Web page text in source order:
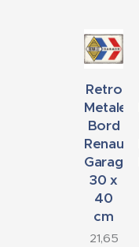
Retro
Metalen
Bord
Renault
Garage
30 x
40
cm
21,65